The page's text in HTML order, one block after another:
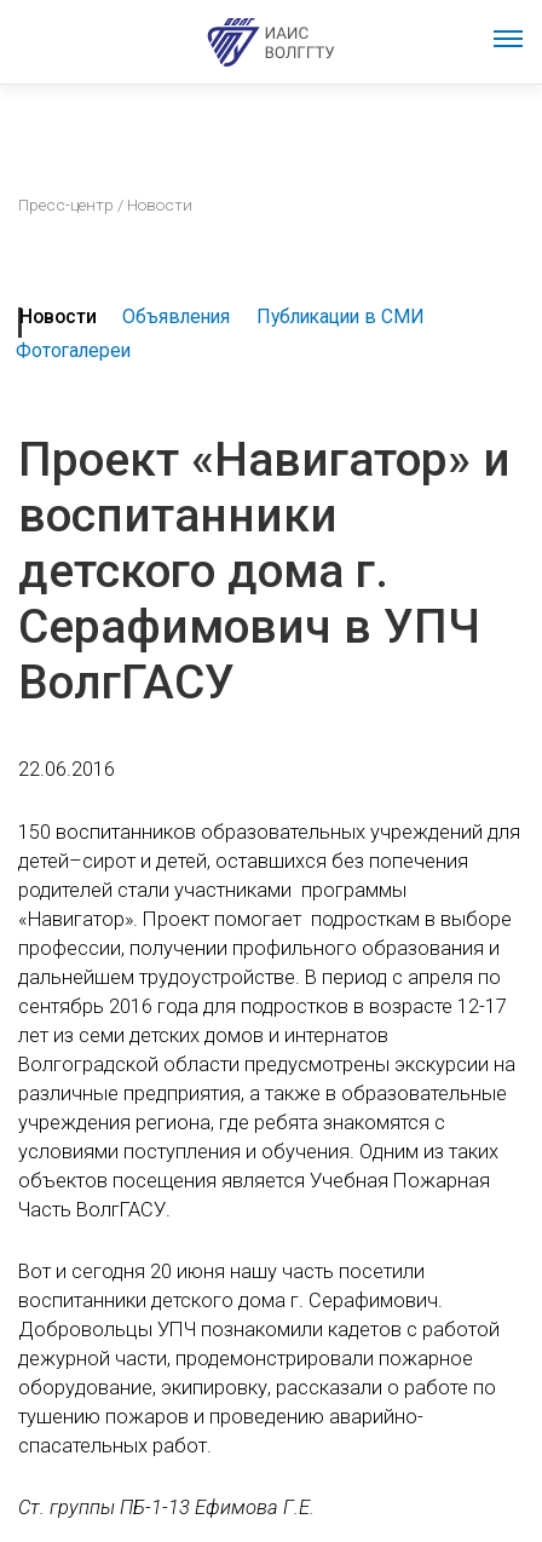
Пресс-центр / Новости
Новости Объявления
Публикации в СМИ
Фотогалереи
Проект «Навигатор» и
воспитанники
детского дома г.
Серафимович в УПЧ
ВолгГАСУ
22.06.2016
150 воспитанников образовательных учреждений для
детей–сирот и детей, оставшихся без попечения
родителей стали участниками программы
«Навигатор». Проект помогает подросткам в выборе
профессии, получении профильного образования и
дальнейшем трудоустройстве. В период с апреля по
сентябрь 2016 года для подростков в возрасте 12-17
лет из семи детских домов и интернатов
Волгоградской области предусмотрены экскурсии на
различные предприятия, а также в образовательные
учреждения региона, где ребята знакомятся с
условиями поступления и обучения. Одним из таких
объектов посещения является Учебная Пожарная
Часть ВолгГАСУ.
Вот и сегодня 20 июня нашу часть посетили
воспитанники детского дома г. Серафимович.
Добровольцы УПЧ познакомили кадетов с работой
дежурной части, продемонстрировали пожарное
оборудование, экипировку, рассказали о работе по
тушению пожаров и проведению аварийно-
спасательных работ.
Ст. группы ПБ-1-13 Ефимова Г.Е.